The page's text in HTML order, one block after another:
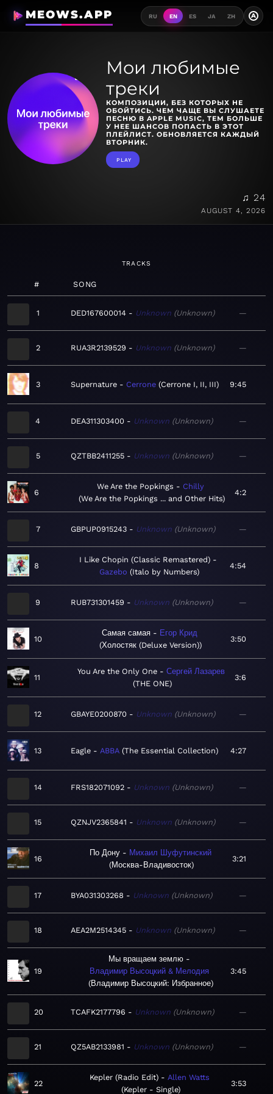
MEOWS.APP RU EN ES JA ZH A
Мои любимые
треки
КОМПОЗИЦИИ, БЕЗ КОТОРЫХ НЕ
ОБОЙТИСЬ. ЧЕМ ЧАЩЕ ВЫ СЛУШАЕТЕ
ПЕСНЮ В APPLE MUSIC, ТЕМ БОЛЬШЕ
У НЕЕ ШАНСОВ ПОПАСТЬ В ЭТОТ
ПЛЕЙЛИСТ. ОБНОВЛЯЕТСЯ КАЖДЫЙ
ВТОРНИК.
PLAY
♫ 24
AUGUST 4, 2026
TRACKS
# SONG
1 DED167600014 Unknown Unknown —
2 RUA3R2139529 Unknown Unknown —
3 Supernature Cerrone Cerrone I, II, III 9:45
4 DEA311303400 Unknown Unknown —
5 QZTBB2411255 Unknown Unknown —
6
We Are the Popkings
Chilly
We Are the Popkings ... and Other Hits
4:2
7 GBPUP0915243 Unknown Unknown —
8
I Like Chopin (Classic Remastered)
Gazebo Italo by Numbers
4:54
9 RUB731301459 Unknown Unknown —
10
Самая самая
Егор Крид
Холостяк (Deluxe Version)
3:50
11
You Are the Only One
Сергей Лазарев
THE ONE
3:6
12 GBAYE0200870 Unknown Unknown —
13 Eagle ABBA The Essential Collection 4:27
14 FRS182071092 Unknown Unknown —
15 QZNJV2365841 Unknown Unknown —
16
По Дону
Михаил Шуфутинский
Москва-Владивосток
3:21
17 BYA031303268 Unknown Unknown —
18 AEA2M2514345 Unknown Unknown —
19
Мы вращаем землю
Владимир Высоцкий & Мелодия
Владимир Высоцкий: Избранное
3:45
20 TCAFK2177796 Unknown Unknown —
21 QZ5AB2133981 Unknown Unknown —
22
Kepler (Radio Edit)
Allen Watts
Kepler - Single
3:53